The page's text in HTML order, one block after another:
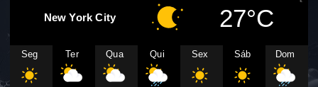
New York City 27°C
Seg Ter Qua Qui Sex Sáb Dom